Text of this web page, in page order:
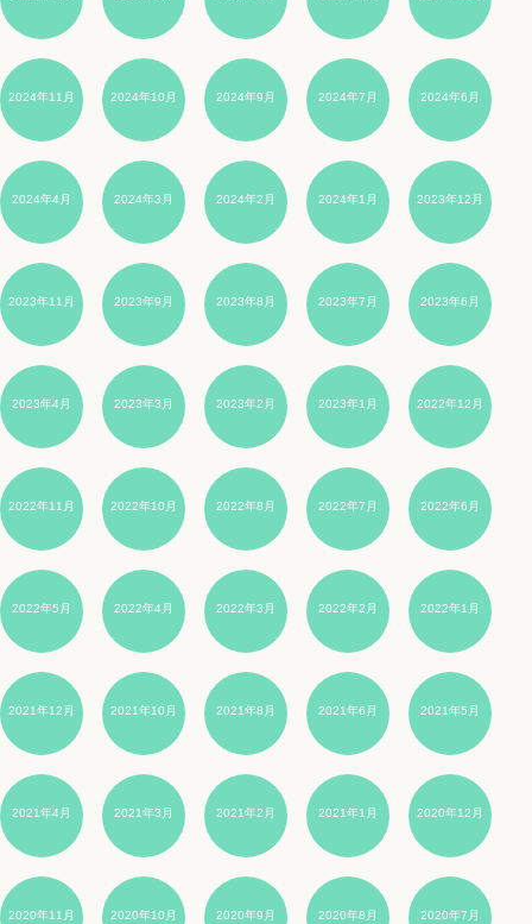
2024年11月 2024年10月 2024年9月 2024年7月 2024年6月
2024年4月 2024年3月 2024年2月 2024年1月 2023年12月
2023年11月 2023年9月 2023年8月 2023年7月 2023年6月
2023年4月 2023年3月 2023年2月 2023年1月 2022年12月
2022年11月 2022年10月 2022年8月 2022年7月 2022年6月
2022年5月 2022年4月 2022年3月 2022年2月 2022年1月
2021年12月 2021年10月 2021年8月 2021年6月 2021年5月
2021年4月 2021年3月 2021年2月 2021年1月 2020年12月
2020年11月 2020年10月 2020年9月 2020年8月 2020年7月